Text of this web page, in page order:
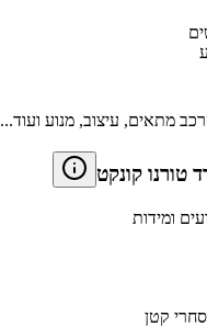
מתאים, עיצוב, מנוע ועוד...
טורנו קונקט
ומידות
קטן